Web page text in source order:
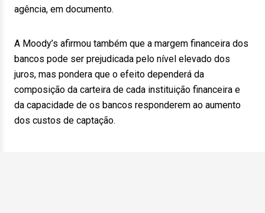
agência, em documento.
A Moody’s afirmou também que a margem financeira dos
bancos pode ser prejudicada pelo nível elevado dos
juros, mas pondera que o efeito dependerá da
composição da carteira de cada instituição financeira e
da capacidade de os bancos responderem ao aumento
dos custos de captação.